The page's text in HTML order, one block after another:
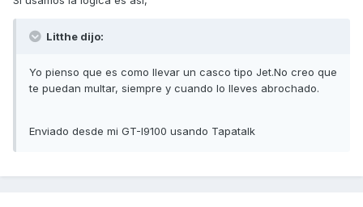
Litthe dijo:
Yo pienso que es como llevar un casco tipo Jet.No creo que
te puedan multar, siempre y cuando lo lleves abrochado.
Enviado desde mi GT-I9100 usando Tapatalk